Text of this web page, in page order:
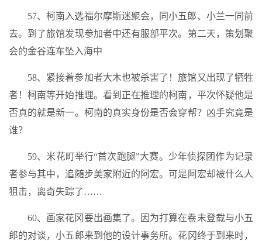
57、柯南入选福尔摩斯迷聚会，同小五郎、小兰一同前
去。到了旅馆发现参加者中还有服部平次。第二天，策划聚
会的金谷连车坠入海中
58、紧接着参加者大木也被杀害了！旅馆又出现了牺牲
者！柯南等开始推理。看到正在推理的柯南，平次怀疑他是
否真的就是新一。柯南的真实身份是否会穿帮？凶手究竟是
谁？
59、米花町举行“首次跑腿”大赛。少年侦探团作为记录
者参与其中，追随步美家附近的阿宏。可是阿宏却被什么人
狙击，离奇失踪了……
60、画家花冈要出画集了。因为打算在卷末登载与小五
郎的对谈，小五郎来到他的设计事务所。花冈终于到来时，